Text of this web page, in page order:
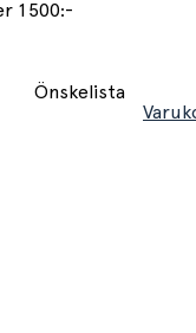
1500:-
Önskelista